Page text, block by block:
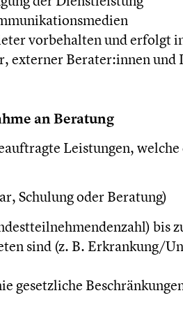
vorbehalten und erfolgt
externer Berater:innen
an Beratung
Leistungen,
Schulung oder Beratung)
bis
sind (z. B. Erkrankung/
gesetzliche